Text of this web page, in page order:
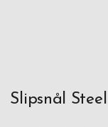
Slipsnål Steel